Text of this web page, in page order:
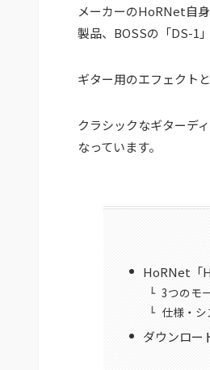
メーカーのHoRNet自
製品、BOSSの「DS-1
ギター用のエフェクト
クラシックなギターデ
なっています。
HoRNet「
3つのモ
仕様・
ダウンロー